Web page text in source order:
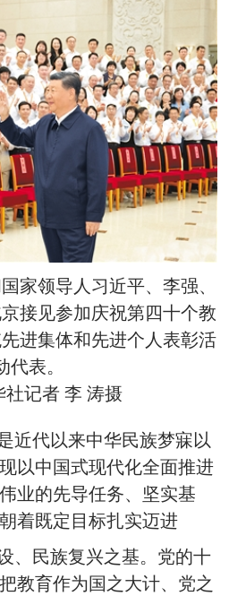
领导人习近平、李强、
接见参加庆祝第四十个教
进集体和先进个人表彰活
代表。
记者 李 涛摄
代以来中华民族梦寐以
以中国式现代化全面推进
业的先导任务、坚实基
着既定目标扎实迈进
民族复兴之基。党的十
教育作为国之大计、党之